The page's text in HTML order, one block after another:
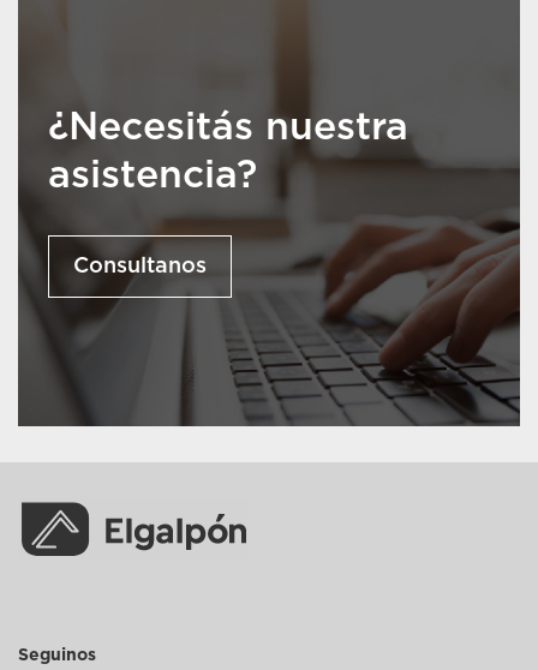
¿Necesitás nuestra
asistencia?
Consultanos
Seguinos